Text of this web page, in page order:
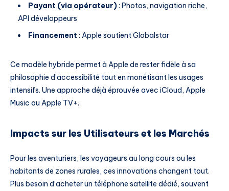
Payant (via opérateur): Photos, navigation riche,
API développeurs
Financement : Apple soutient Globalstar
Ce modèle hybride permet à Apple de rester fidèle à sa
philosophie d’accessibilité tout en monétisant les usages
intensifs. Une approche déjà éprouvée avec iCloud, Apple
Music ou Apple TV+.
Impacts sur les Utilisateurs et les Marchés
Pour les aventuriers, les voyageurs au long cours ou les
habitants de zones rurales, ces innovations changent tout.
Plus besoin d’acheter un téléphone satellite dédié, souvent